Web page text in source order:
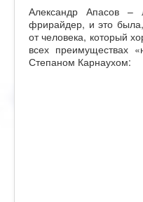
Александр Апасов –
фрирайдер, и это
от человека, который
всех преимуществах
Степаном Карнаухом: